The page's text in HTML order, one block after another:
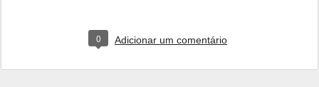
0 Adicionar um comentário